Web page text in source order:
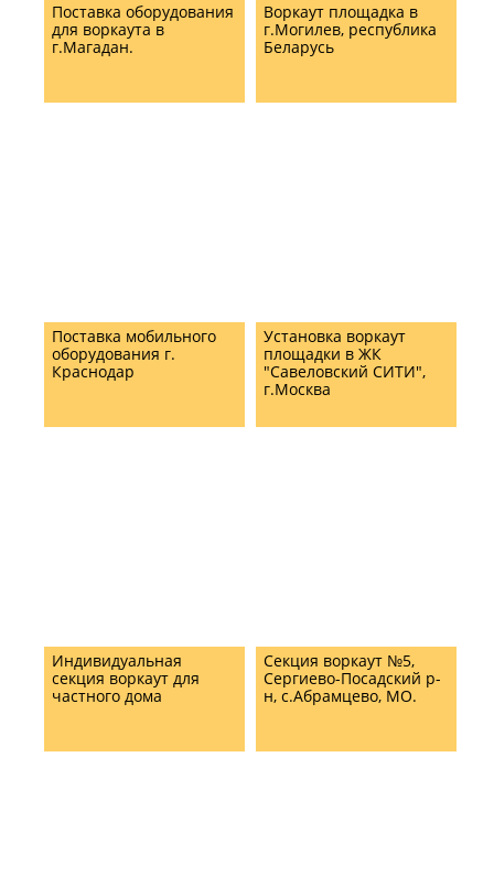
Поставка оборудования
для воркаута в
г.Магадан.
Воркаут площадка в
г.Могилев, республика
Беларусь
Поставка мобильного
оборудования г.
Краснодар
Установка воркаут
площадки в ЖК
"Савеловский СИТИ",
г.Москва
Индивидуальная
секция воркаут для
частного дома
Секция воркаут №5,
Сергиево-Посадский р-
н, с.Абрамцево, МО.